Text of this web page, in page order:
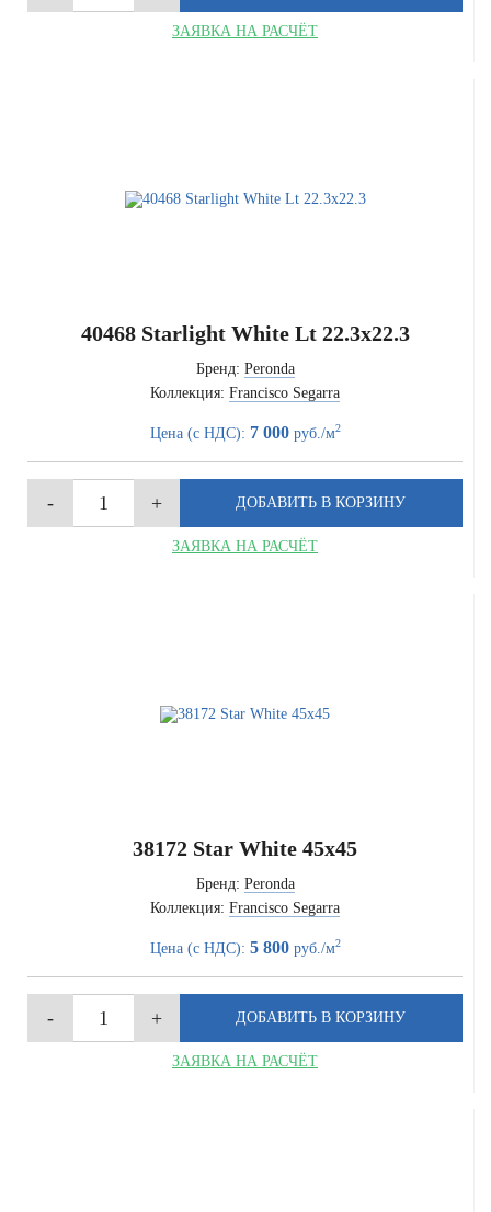
ЗАЯВКА НА РАСЧЁТ
40468 Starlight White Lt 22.3x22.3
Бренд: Peronda
Коллекция: Francisco Segarra
Цена (с НДС): 7 000руб./м2
ЗАЯВКА НА РАСЧЁТ
38172 Star White 45x45
Бренд: Peronda
Коллекция: Francisco Segarra
Цена (с НДС): 5 800руб./м2
ЗАЯВКА НА РАСЧЁТ